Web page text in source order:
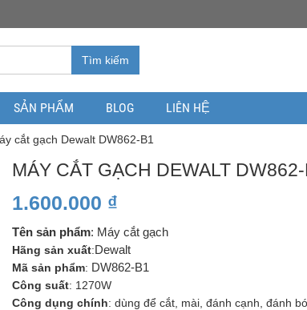
Tìm kiếm
SẢN PHẨM BLOG LIÊN HỆ
cắt gạch Dewalt DW862-B1
MÁY CẮT GẠCH DEWALT
1.600.000 ₫
Tên sản phẩm: Máy cắt gạch
Hãng sản xuất:Dewalt
Mã sản phẩm: DW862-B1
Công suất: 1270W
Công dụng chính: dùng để cắt, mài, đánh cạnh, đánh